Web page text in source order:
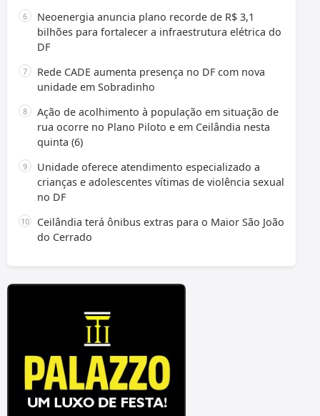
Neoenergia anuncia plano recorde de R$ 3,1
bilhões para fortalecer a infraestrutura elétrica do
DF
Rede CADE aumenta presença no DF com nova
unidade em Sobradinho
Ação de acolhimento à população em situação de
rua ocorre no Plano Piloto e em Ceilândia nesta
quinta (6)
Unidade oferece atendimento especializado a
crianças e adolescentes vítimas de violência sexual
no DF
Ceilândia terá ônibus extras para o Maior São João
do Cerrado